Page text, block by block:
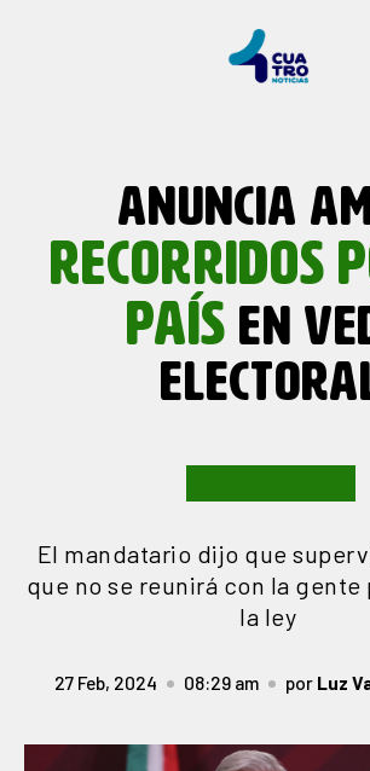
ANUNCIA
RECORRIDOS
PAÍS EN
El mandatario dijo que
que no se reunirá con la gente
la ley
27 Feb, 2024 08:29 am por Luz